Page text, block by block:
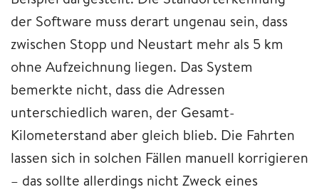
der Software muss derart ungenau sein, dass
zwischen Stopp und Neustart mehr als 5 km
ohne Aufzeichnung liegen. Das System
bemerkte nicht, dass die Adressen
unterschiedlich waren, der Gesamt-
Kilometerstand aber gleich blieb. Die Fahrten
lassen sich in solchen Fällen manuell korrigieren
– das sollte allerdings nicht Zweck eines